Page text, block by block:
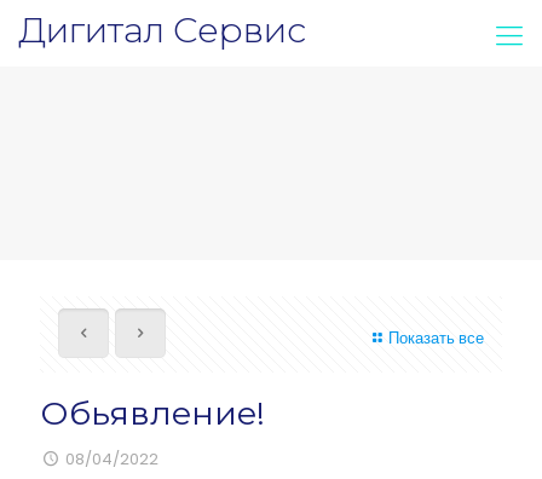
Дигитал Сервис
Показать все
Обьявление!
08/04/2022